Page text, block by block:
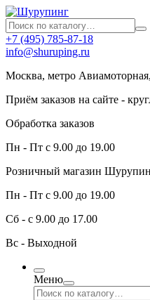
+7 (495) 785-87-18
info@shuruping.ru
Москва, метро
Приём заказов на сайте -
Обработка заказов
Пн - Пт с 9.00 до 19.00
Розничный магазин
Пн - Пт с 9.00 до 19.00
Сб - с 9.00 до 17.00
Вс - Выходной
Меню